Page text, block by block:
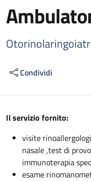
Condividi
Descrizione
Il servizio fornito:
visite
nasale ,test di
immunoterapia
esame